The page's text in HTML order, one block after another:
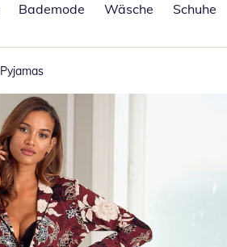
Bademode Wäsche Schuhe
Pyjamas